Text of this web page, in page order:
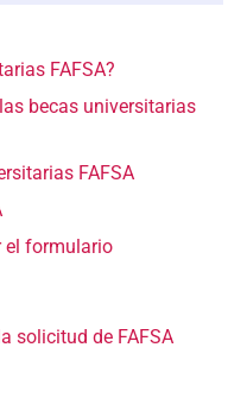
FAFSA?
becas universitarias
FAFSA
el formulario
solicitud de FAFSA